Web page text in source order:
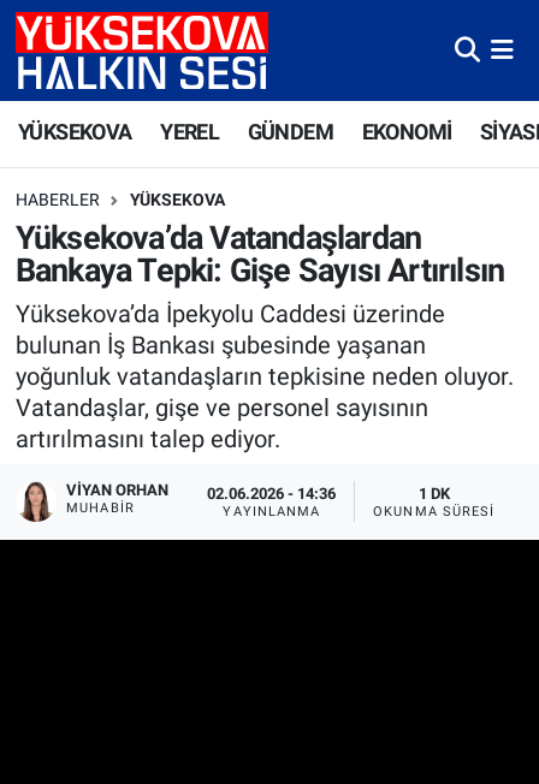
YÜKSEKOVA YEREL GÜNDEM EKONOMİ
HABERLER YÜKSEKOVA
Yüksekova’da Vatandaşlardan
Bankaya Tepki: Gişe Sayısı Artırılsın
Yüksekova’da İpekyolu Caddesi üzerinde
bulunan İş Bankası şubesinde yaşanan
yoğunluk vatandaşların tepkisine neden oluyor.
Vatandaşlar, gişe ve personel sayısının
artırılmasını talep ediyor.
VIYAN ORHAN
MUHABIR
02.06.2026 - 14:36
YAYINLANMA
1 DK
OKUNMA SÜRESI
Yüksekova Nöbetçi Eczaneler
Yüksekova Trafik Yoğunluk Haritası
Süper Lig Puan Durumu ve Fikstür
Tüm Manşetler
Son Dakika Haberleri